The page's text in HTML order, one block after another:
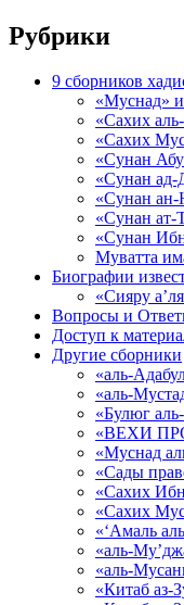
Рубрики
9 сборников
«Муснад»
«Сахих
«Сахих
«Сунан
«Сунан ад-
«Сунан ан-
«Сунан ат-
«Сунан
Муватта
Биографии
«Сияру
Вопросы и
Доступ к
Другие сборники
«аль-
«аль-
«Булюг
«ВЕХИ
«Муснад
«Сады
«Сахих
«Сахих
«‘Амаль
«аль-
«аль-
«Китаб аз-